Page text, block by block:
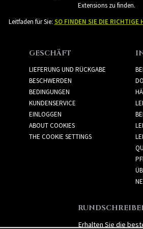
Extensions zu finden.
Leitfaden für Sie: SO FINDEN SIE DIE RICHTIGE
GESCHÄFT
LIEFERUNG UND RÜCKGABE
BESCHWERDEN
BEDINGUNGEN
KUNDENSERVICE
EINLOGGEN
ABOUT COOKIES
THE COOKIE SETTINGS
Erhalten Sie die